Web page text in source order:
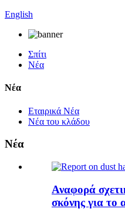
English
Σπίτι
Νέα
Νέα
Εταιρικά Νέα
Νέα του κλάδου
Νέα
Αναφορά
σκόνης για το